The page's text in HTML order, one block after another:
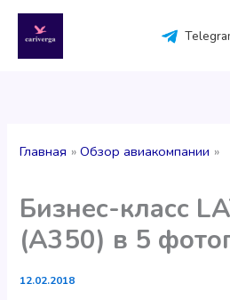
содержимому
Главная Обзор авиакомпании
Бизнес-класс
(A350) в 5
12.02.2018